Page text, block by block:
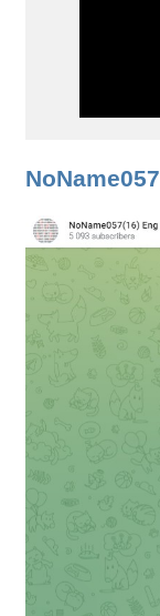
NoName057